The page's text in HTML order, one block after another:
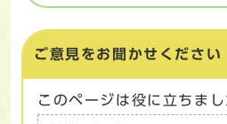
ご意見をお聞かせください
このページは役に立ちまし